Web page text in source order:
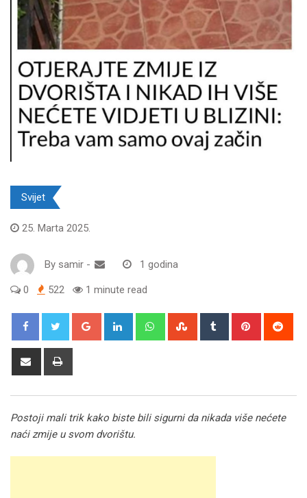
Svijet
25. Marta 2025.
By samir - 1 godina
0 522 1 minute read
Google+ LinkedIn WhatsappStumbleUpon
Tumblr Pinterest
Share
Postoji mali trik kako biste bili sigurni da nikada više nećete
naći zmije u svom dvorištu.